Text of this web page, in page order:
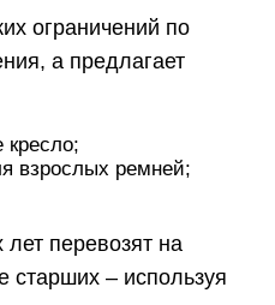
ограничений по
а предлагает
кресло;
взрослых ремней;
перевозят на
старших – используя